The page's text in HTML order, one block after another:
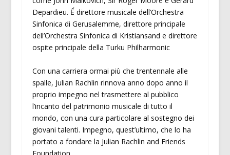
Depardieu. Ể direttore musicale dell’Orchestra
Sinfonica di Gerusalemme, direttore principale
dell’Orchestra Sinfonica di Kristiansand e direttore
ospite principale della Turku Philharmonic
Con una carriera ormai più che trentennale alle
spalle, Julian Rachlin rinnova anno dopo anno il
proprio impegno nel trasmettere al pubblico
l’incanto del patrimonio musicale di tutto il
mondo, con una cura particolare al sostegno dei
giovani talenti. Impegno, quest’ultimo, che lo ha
portato a fondare la Julian Rachlin and Friends